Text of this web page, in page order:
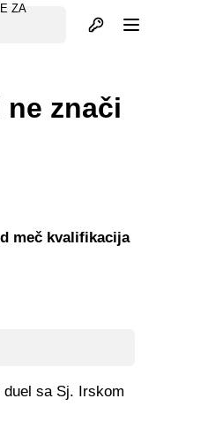
ZA
Otvori profil
znači
meč kvalifikacija
duel sa Sj. Irskom